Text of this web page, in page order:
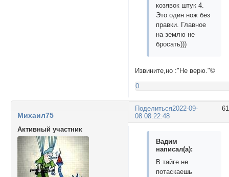
козявок штук 4.
Это один нож без
правки. Главное
на землю не
бросать)))
Извините,но :"Не верю."©
0
Поделиться2022-09-
08 08:22:48
Михаил75
Активный участник
Вадим
написал(а):
В тайге не
потаскаешь